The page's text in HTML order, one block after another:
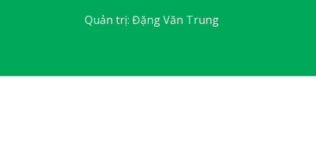
Quản trị: Đặng Văn Trung